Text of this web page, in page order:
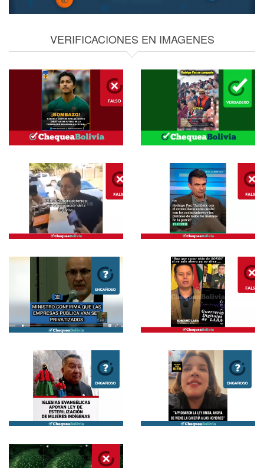
VERIFICACIONES EN IMAGENES